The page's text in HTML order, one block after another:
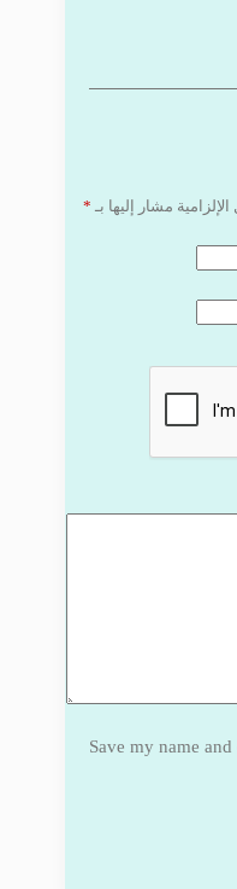
الإلزامية مشار إليها بـ *
Save my name